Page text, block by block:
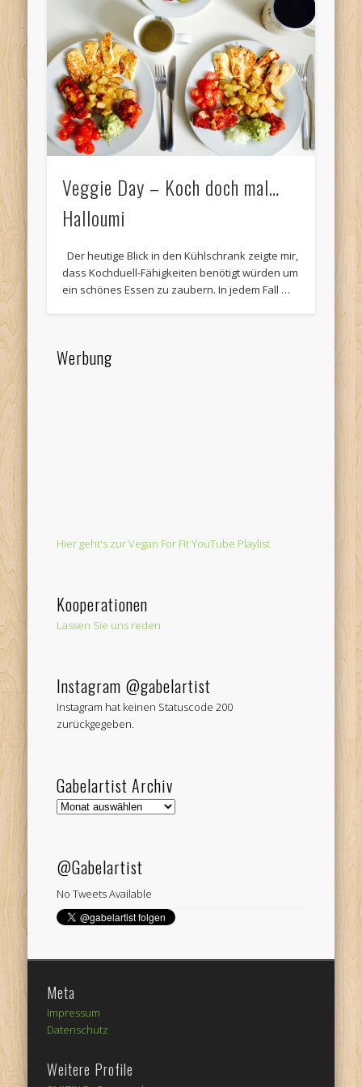
Veggie Day – Koch doch mal…
Halloumi
Der heutige Blick in den Kühlschrank zeigte mir,
dass Kochduell-Fähigkeiten benötigt würden um
ein schönes Essen zu zaubern. In jedem Fall …
Werbung
Hier geht's zur Vegan For Fit YouTube Playlist
Kooperationen
Lassen Sie uns reden
Instagram @gabelartist
Instagram hat keinen Statuscode 200
zurückgegeben.
Gabelartist Archiv
Gabelartist
@Gabelartist
No Tweets Available
Meta
Impressum
Datenschutz
Weitere Profile